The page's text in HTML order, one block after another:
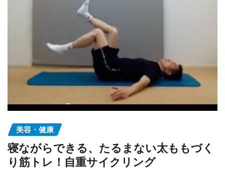
美容・健康
寝ながらできる、たるまない太ももづく
り筋トレ！自重サイクリング